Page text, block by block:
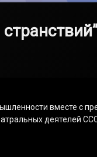
вместе с
деятелей